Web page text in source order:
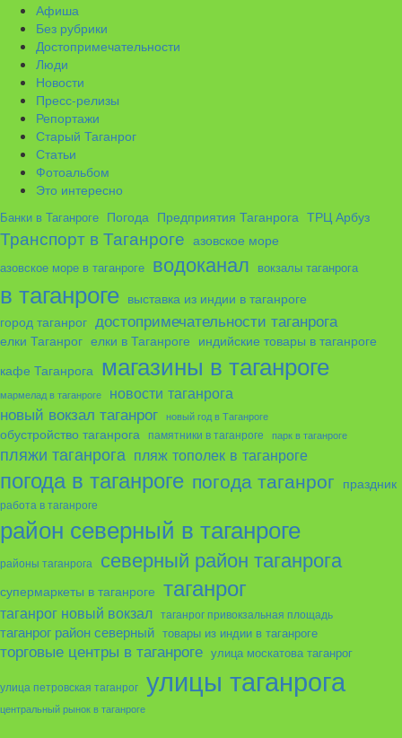
Афиша
Без рубрики
Достопримечательности
Люди
Новости
Пресс-релизы
Репортажи
Старый Таганрог
Статьи
Фотоальбом
Это интересно
Банки в Таганроге Погода Предприятия Таганрога ТРЦ Арбуз
Транспорт в Таганроге азовское море
азовское море в таганроге водоканал вокзалы таганрога
в таганроге выставка из индии в таганроге
город таганрог достопримечательности таганрога
елки Таганрог елки в Таганроге индийские товары в таганроге
кафе Таганрога магазины в таганроге
мармелад в таганроге новости таганрога
новый вокзал таганрог новый год в Таганроге
обустройство таганрога памятники в таганроге парк в таганроге
пляжи таганрога пляж тополек в таганроге
погода в таганроге погода таганрог праздник
работа в таганроге
район северный в таганроге
районы таганрога северный район таганрога
супермаркеты в таганроге таганрог
таганрог новый вокзал таганрог привокзальная площадь
таганрог район северный товары из индии в таганроге
торговые центры в таганроге улица москатова таганрог
улица петровская таганрог улицы таганрога
центральный рынок в таганроге